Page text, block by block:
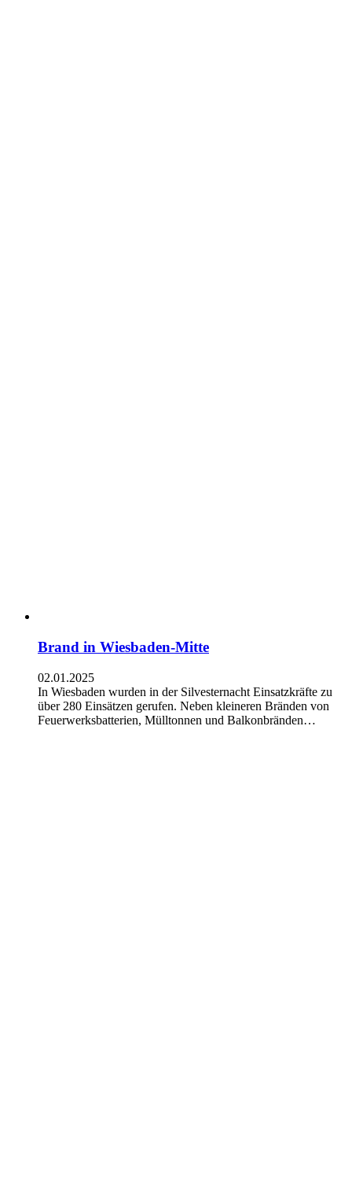
Brand in Wiesbaden-Mitte
02.01.2025
In Wiesbaden wurden in der Silvesternacht Einsatzkräfte zu
über 280 Einsätzen gerufen. Neben kleineren Bränden von
Feuerwerksbatterien, Mülltonnen und Balkonbränden…